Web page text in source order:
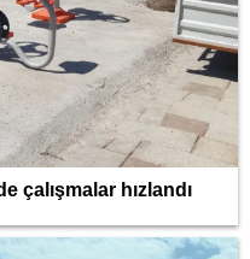
çalışmalar hızlandı